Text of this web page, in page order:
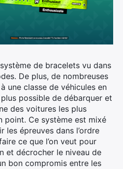
de bracelets vu dans
De plus, de nombreuses
une classe de véhicules en
possible de débarquer et
des voitures les plus
point. Ce système est mixé
les épreuves dans l’ordre
ce que l’on veut pour
et décrocher le niveau de
bon compromis entre les